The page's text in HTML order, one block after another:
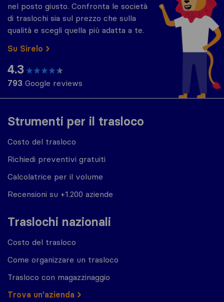
Strumenti per il trasloco
Costo del trasloco
Richiedi preventivi gratuiti
Calcolatrice per il volume
Recensioni su +1.200 aziende
Traslochi nazionali
Costo del trasloco
Come organizzare un trasloco
Trasloco con magazzinaggio
Trova un'azienda
nel posto giusto. Confronta le società
di traslochi sia sul prezzo che sulla
qualità e scegli quella più adatta a te.
Su Sirelo
4.3
793 Google reviews